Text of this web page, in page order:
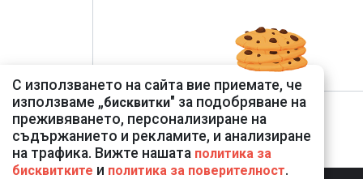
С използването на сайта вие приемате, че
използваме „бисквитки" за подобряване на
преживяването, персонализиране на
съдържанието и рекламите, и анализиране
на трафика. Вижте нашата политика за
бисквитките и политика за поверителност.